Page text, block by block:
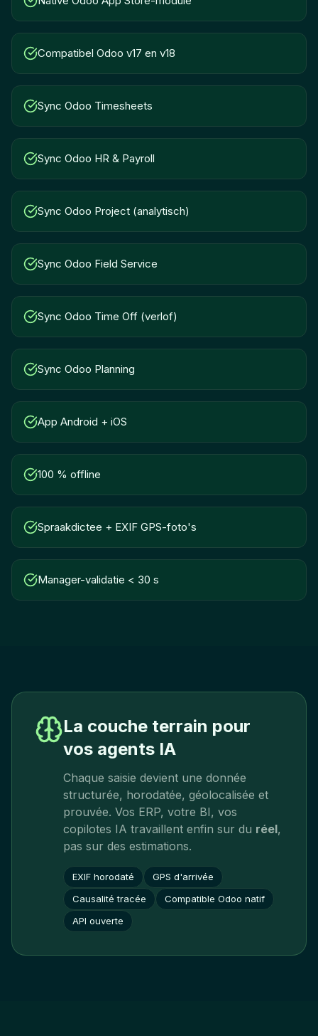
Compatibel Odoo v17 en v18
Sync Odoo Timesheets
Sync Odoo HR & Payroll
Sync Odoo Project (analytisch)
Sync Odoo Field Service
Sync Odoo Time Off (verlof)
Sync Odoo Planning
App Android + iOS
100 % offline
Spraakdictee + EXIF GPS-foto's
Manager-validatie < 30 s
La couche terrain pour
vos agents IA
Chaque saisie devient une donnée
structurée, horodatée, géolocalisée et
prouvée. Vos ERP, votre BI, vos
copilotes IA travaillent enfin sur du réel,
pas sur des estimations.
EXIF horodaté
GPS d'arrivée
Causalité tracée
Compatible Odoo natif
API ouverte